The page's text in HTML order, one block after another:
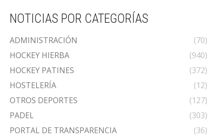
NOTICIAS POR CATEGORÍAS
ADMINISTRACIÓN
(70)
HOCKEY HIERBA
(940)
HOCKEY PATINES
(372)
HOSTELERÍA
(12)
OTROS DEPORTES
(127)
PADEL
(303)
PORTAL DE TRANSPARENCIA
(36)